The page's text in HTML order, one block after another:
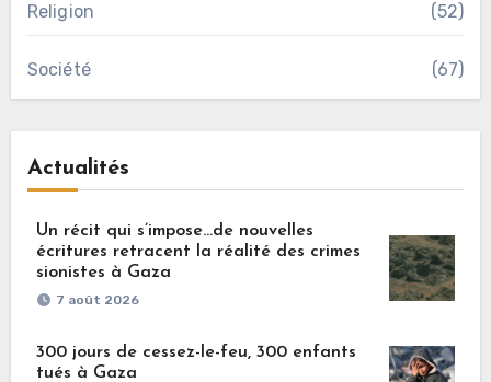
Religion (52)
Société (67)
Actualités
Un récit qui s’impose…de nouvelles
écritures retracent la réalité des crimes
sionistes à Gaza
7 août 2026
300 jours de cessez-le-feu, 300 enfants
tués à Gaza